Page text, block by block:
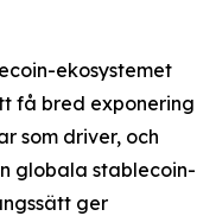
ekosystemet
få bred exponering
som driver, och
globala stablecoin-
ger